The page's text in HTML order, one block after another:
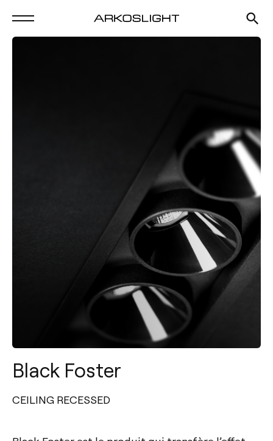
Black Foster
CEILING RECESSED